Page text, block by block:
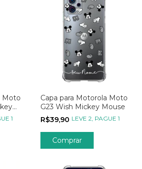
Moto
1
Capa para Motorola Moto
G23 Wish Mickey Mouse
R$39,90 LEVE 2, PAGUE 1
Comprar